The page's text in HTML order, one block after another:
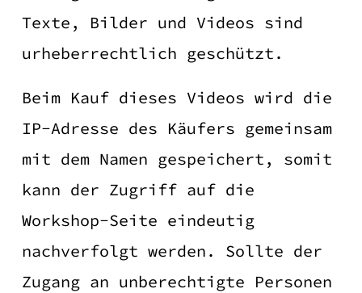
Texte, Bilder und Videos sind
urheberrechtlich geschützt.
Beim Kauf dieses Videos wird die
IP-Adresse des Käufers gemeinsam
mit dem Namen gespeichert, somit
kann der Zugriff auf die
Workshop-Seite eindeutig
nachverfolgt werden. Sollte der
Zugang an unberechtigte Personen